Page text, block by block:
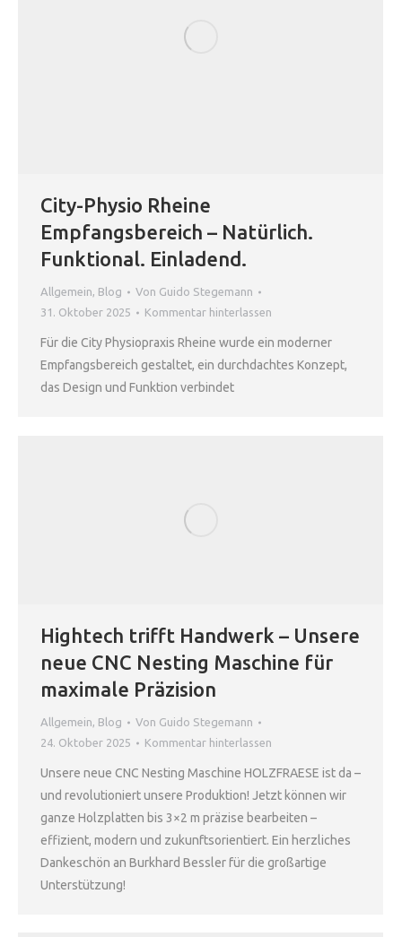
City-Physio Rheine
Empfangsbereich – Natürlich.
Funktional. Einladend.
Allgemein, Blog Von Guido Stegemann
31. Oktober 2025
Kommentar hinterlassen
Für die City Physiopraxis Rheine wurde ein moderner
Empfangsbereich gestaltet, ein durchdachtes Konzept,
das Design und Funktion verbindet
Hightech trifft Handwerk – Unsere
neue CNC Nesting Maschine für
maximale Präzision
Allgemein, Blog Von Guido Stegemann
24. Oktober 2025
Kommentar hinterlassen
Unsere neue CNC Nesting Maschine HOLZFRAESE ist da –
und revolutioniert unsere Produktion! Jetzt können wir
ganze Holzplatten bis 3×2 m präzise bearbeiten –
effizient, modern und zukunftsorientiert. Ein herzliches
Dankeschön an Burkhard Bessler für die großartige
Unterstützung!